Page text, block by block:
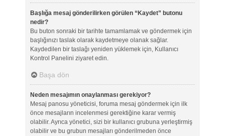
Başlığa mesaj gönderilirken görülen “Kaydet” butonu
nedir?
Bu buton sonraki bir tarihte tamamlamak ve göndermek için
başlığınızı taslak olarak kaydetmeye olanak sağlar.
Kaydedilen bir taslağı yeniden yüklemek için, Kullanıcı
Kontrol Panelini ziyaret edin.
Başa dön
Neden mesajımın onaylanması gerekiyor?
Mesaj panosu yöneticisi, foruma mesaj göndermek için ilk
önce mesajların incelenmesi gerektiğine karar vermiş
olabilir. Ayrıca yönetici, sizi bir kullanıcı grubuna yerleştirmiş
olabilir ve bu grubun mesajları gönderilmeden önce